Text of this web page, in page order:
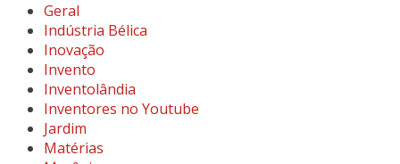
Geral
Indústria Bélica
Inovação
Invento
Inventolândia
Inventores no Youtube
Jardim
Matérias